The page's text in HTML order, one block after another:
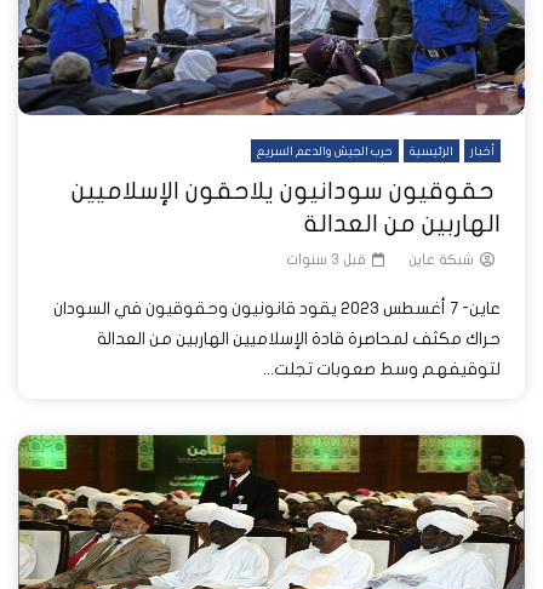
أخبار الرئيسية حرب الجيش والدعم السريع
حقوقيون سودانيون يلاحقون الإسلاميين
الهاربين من العدالة
شبكة عاين قبل 3 سنوات
عاين- 7 أغسطس 2023 يقود قانونيون وحقوقيون في السودان
حراك مكثف لمحاصرة قادة الإسلاميين الهاربين من العدالة
لتوقيفهم وسط صعوبات تجلت...